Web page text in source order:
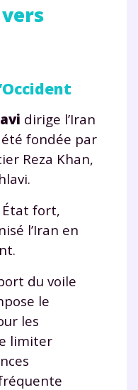
dirige l’Iran
été fondée par
Reza Khan,
État fort,
l’Iran en
du voile
le
les
limiter